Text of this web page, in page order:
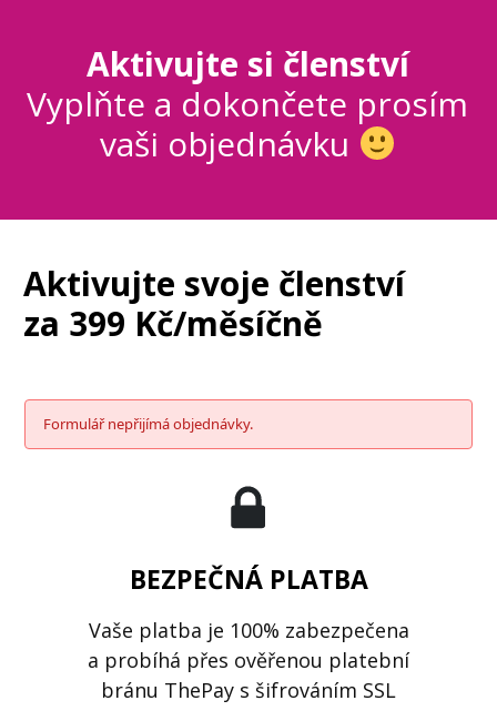
Aktivujte si členství
Vyplňte a dokončete prosím
vaši objednávku
Aktivujte svoje členství
za 399 Kč/měsíčně
Formulář nepřijímá objednávky.
BEZPEČNÁ PLATBA
Vaše platba je 100% zabezpečena
a probíhá přes ověřenou platební
bránu ThePay s šifrováním SSL